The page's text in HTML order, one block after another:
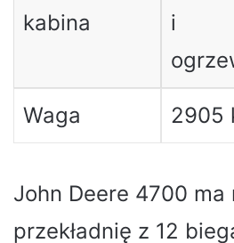
kabina
i
Waga 2905
John Deere 4700 ma
przekładnię z 12